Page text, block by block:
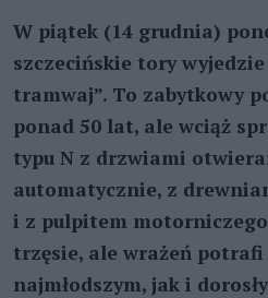
W piątek (14 grudnia)
szczecińskie tory wyjedzie
tramwaj”. To zabytkowy
ponad 50 lat, ale wciąż
typu N z drzwiami
automatycznie, z
i z pulpitem
trzęsie, ale wrażeń
najmłodszym, jak i